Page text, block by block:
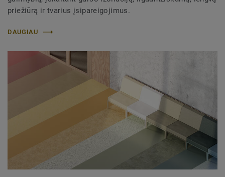
priežiūrą ir tvarius įsipareigojimus.
DAUGIAU